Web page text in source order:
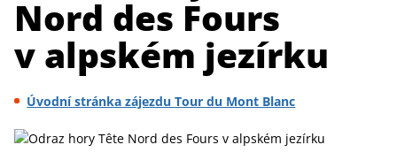
Nord des Fours
v alpském jezírku
Úvodní stránka zájezdu Tour du Mont Blanc